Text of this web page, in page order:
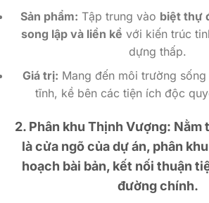
Sản phẩm: Tập trung vào biệt thự
song lập và liền kề với kiến trúc
dựng thấp.
Giá trị: Mang đến môi trường
tĩnh, kề bên các tiện ích độc
2. Phân khu Thịnh Vượng: Nằm
là cửa ngõ của dự án, phân
hoạch bài bản, kết nối thuận
đường chính.